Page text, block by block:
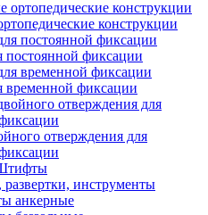
конструкции
постоянной фиксации
временной фиксации
отверждения для
инструменты
анкерные